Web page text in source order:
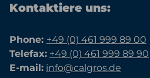
Kontaktiere uns:
Phone: +49 (0) 461 999 89 00
Telefax: +49 (0) 461 999 89 90
E-mail: info@calgros.de